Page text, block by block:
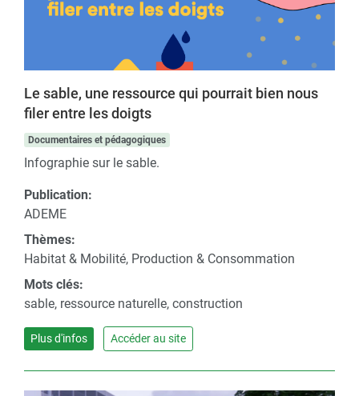
Le sable, une ressource qui pourrait bien nous
filer entre les doigts
Documentaires et pédagogiques
Infographie sur le sable.
Publication:
ADEME
Thèmes:
Habitat & Mobilité, Production & Consommation
Mots clés:
sable, ressource naturelle, construction
Plus d'infos Accéder au site